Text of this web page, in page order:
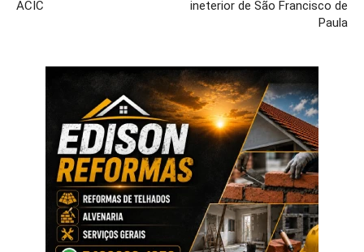
ACIC
ineterior de São Francisco de
Paula